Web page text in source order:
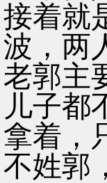
接着就
波，两
老郭主
儿子都
拿着，
不姓郭